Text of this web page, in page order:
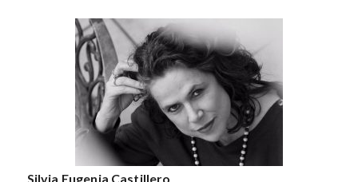
Silvia Eugenia Castillero